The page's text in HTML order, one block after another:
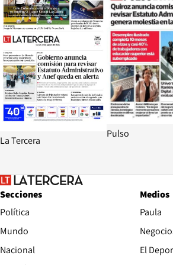
La Tercera
Pulso
Secciones
Política
Mundo
Nacional
Medios
Paula
El